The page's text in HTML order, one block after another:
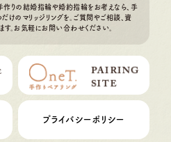
作りの結婚指輪や婚約指輪をお考えなら、手
のマリッジリングを。ご質問やご相談、資
。お気軽にお問い合わせください。
プライバシーポリシー